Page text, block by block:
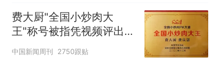
费大厨"全国小炒肉大
王"称号被指凭视频评出
官方回应
中国新闻周刊 2750跟贴